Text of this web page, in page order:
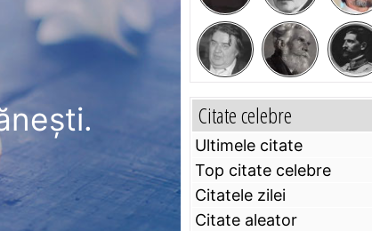
Citate celebre
Ultimele citate
Top citate celebre
Citatele zilei
Citate aleator